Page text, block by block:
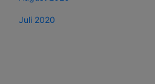
Juli 2020